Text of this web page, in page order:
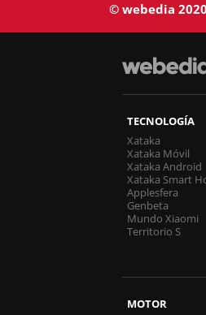
© webedia
TECNOLOGÍA
Xataka
Xataka Móvil
Xataka Android
Xataka Smart
Applesfera
Genbeta
Mundo Xiaomi
Territorio S
MOTOR